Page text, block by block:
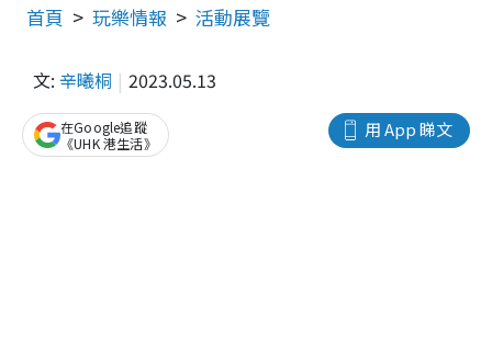
首頁 玩樂情報 活動展覽
文: 辛曦桐 2023.05.13
用 App 睇文
在Google追蹤
《UHK 港生活》